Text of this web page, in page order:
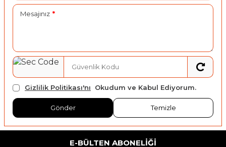
Mesajınız *
Gizlilik Politikası'nı Okudum ve Kabul Ediyorum.
Gönder Temizle
E-BÜLTEN ABONELIĞI